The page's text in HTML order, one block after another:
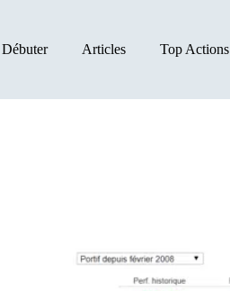
Débuter Articles Top Actions